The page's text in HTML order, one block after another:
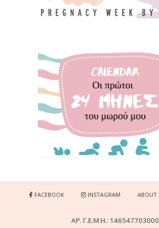
FACEBOOK INSTAGRAM ABOUT
ΑΡ. Γ.Ε.Μ.Η.: 146547703000